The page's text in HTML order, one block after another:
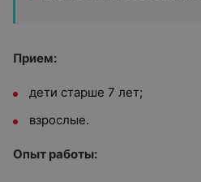
Прием:
дети старше 7 лет;
взрослые.
Опыт работы: